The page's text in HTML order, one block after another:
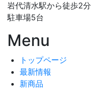
岩代清水駅から徒歩2分
駐車場5台
Menu
トップページ
最新情報
新商品